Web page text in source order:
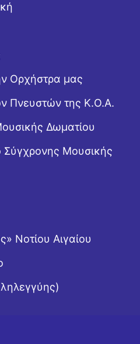
Ορχήστρα μας
Πνευστών της Κ.Ο.Α.
Δωματίου
Σύγχρονης Μουσικής
Νοτίου Αιγαίου